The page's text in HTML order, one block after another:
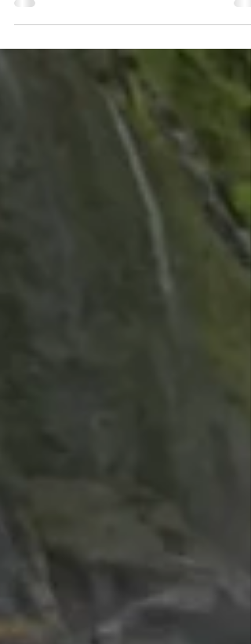
Es war dann echt erholsam, eine
Mütze voll Schlaf. Wir müssen mal wieder
waschen, haben hier im Motel auch einen...